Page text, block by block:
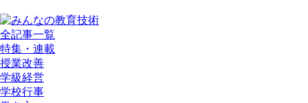
全記事一覧
特集・連載
授業改善
学級経営
学校行事